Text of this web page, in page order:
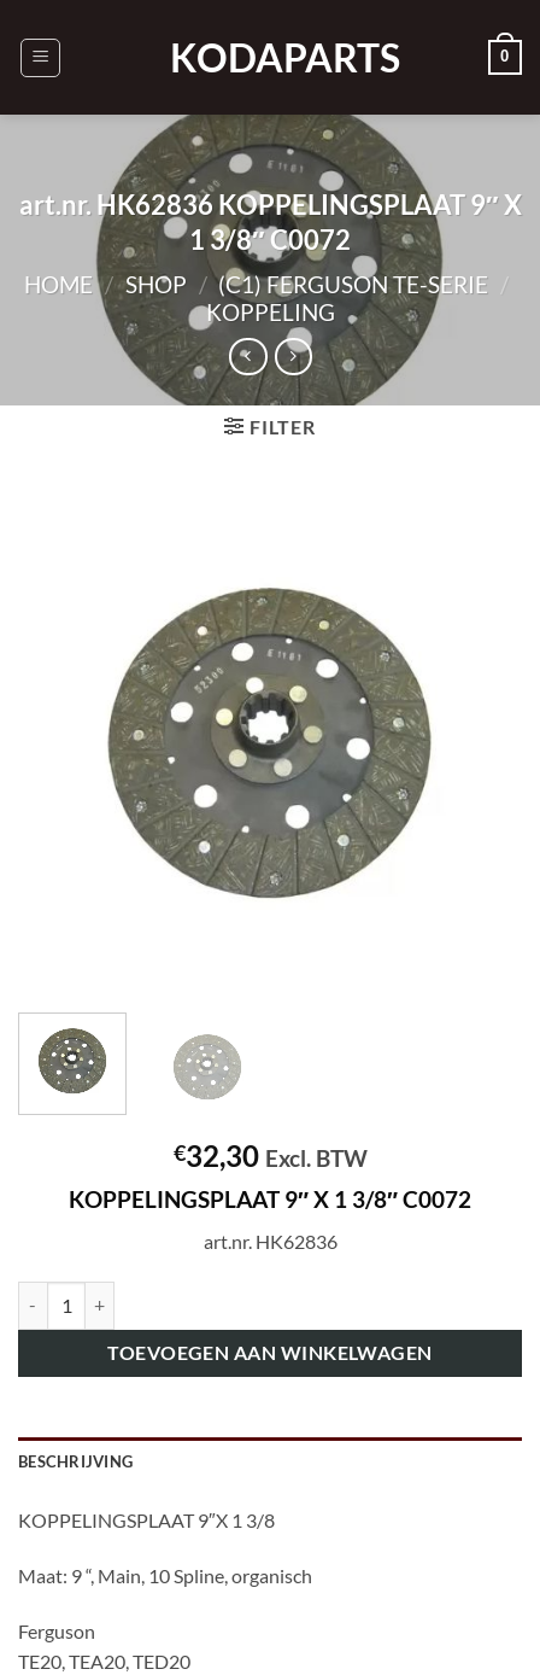
naar
inhoud
KODAPARTS 0
art.nr. HK62836 KOPPELINGSPLAAT 9″ X
1 3/8″ C0072
HOME / SHOP / (C1) FERGUSON TE-SERIE /
KOPPELING
FILTER
€32,30 Excl. BTW
KOPPELINGSPLAAT 9″ X 1 3/8″ C0072
art.nr. HK62836
TOEVOEGEN AAN WINKELWAGEN
BESCHRIJVING
KOPPELINGSPLAAT 9″X 1 3/8
Maat: 9 “, Main, 10 Spline, organisch
Ferguson
TE20, TEA20, TED20